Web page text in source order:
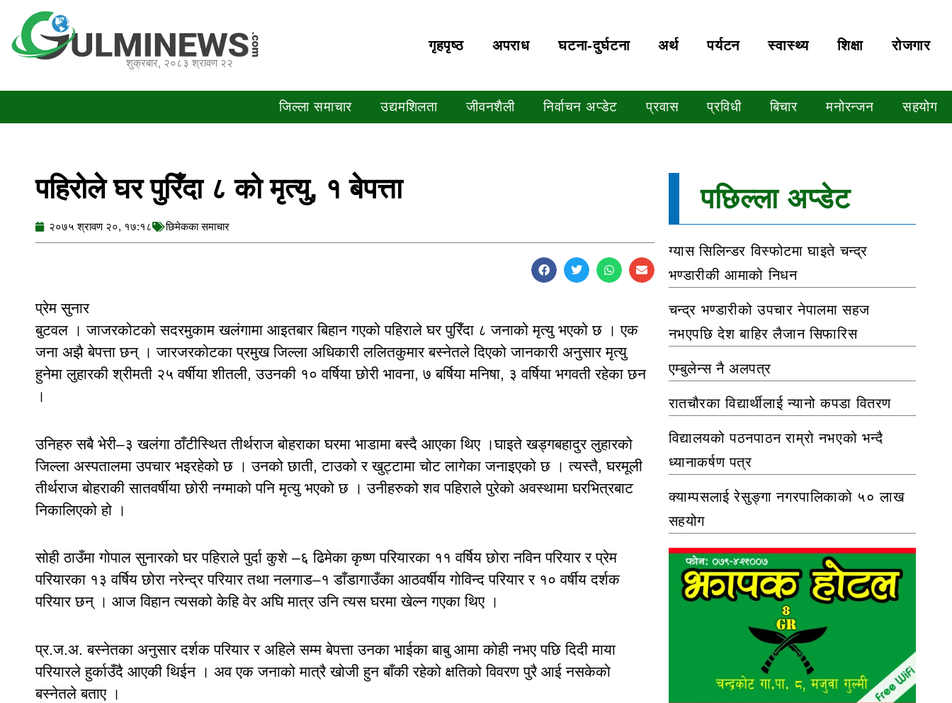
content
शुक्रबार, २०८३ श्रावण २२
गृहपृष्‍ठ अपराध घटना-दुर्घटना अर्थ पर्यटन स्वास्थ्य शिक्षा रोजगार
जिल्ला समाचार उद्यमशिलता जीवनशैली निर्वाचन अप्डेट प्रवास प्रविधी बिचार मनोरन्जन सहयोग
पहिरोले घर पुरिँदा ८ को मृत्‍यु, १ बेपत्ता
२०७५ श्रावण २०, १७:१८ छिमेकका समाचार
प्रेम सुनार
बुटवल । जाजरकोटको सदरमुकाम खलंगामा आइतबार बिहान गएको पहिराले घर पुरिँदा ८ जनाको मृत्यु भएको छ । एक
जना अझै बेपत्ता छन् । जारजरकोटका प्रमुख जिल्ला अधिकारी ललितकुमार बस्नेतले दिएको जानकारी अनुसार मृत्यु
हुनेमा लुहारकी श्रीमती २५ वर्षीया शीतली, उउनकी १० वर्षिया छोरी भावना, ७ बर्षिया मनिषा, ३ वर्षिया भगवती रहेका छन
।
उनिहरु सबै भेरी–३ खलंगा ठाँटीस्थित तीर्थराज बोहराका घरमा भाडामा बस्दै आएका थिए ।घाइते खड्गबहादुर लुहारको
जिल्ला अस्पतालमा उपचार भइरहेको छ । उनको छाती, टाउको र खुट्टामा चोट लागेका जनाइएको छ । त्यस्तै, घरमूली
तीर्थराज बोहराकी सातवर्षीया छोरी नग्माको पनि मृत्यु भएको छ । उनीहरुको शव पहिराले पुरेको अवस्थामा घरभित्रबाट
निकालिएको हो ।
सोही ठाउँमा गोपाल सुनारको घर पहिराले पुर्दा कुशे –६ ढिमेका कृष्ण परियारका ११ वर्षिय छोरा नविन परियार र प्रेम
परियारका १३ वर्षिय छोरा नरेन्द्र परियार तथा नलगाड–१ डाँडागाउँका आठवर्षीय गोविन्द परियार र १० वर्षीय दर्शक
परियार छन् । आज विहान त्यसको केहि वेर अघि मात्र उनि त्यस घरमा खेल्न गएका थिए ।
प्र.ज.अ. बस्नेतका अनुसार दर्शक परियार र अहिले सम्म बेपत्ता उनका भाईका बाबु आमा कोही नभए पछि दिदी माया
परियारले हुर्काउँदै आएकी थिईन । अव एक जनाको मात्रै खोजी हुन बाँकी रहेको क्षतिको विवरण पुरै आई नसकेको
बस्नेतले बताए ।
पछिल्ला अप्डेट
ग्यास सिलिन्डर विस्फोटमा घाइते चन्द्र
भण्डारीकी आमाको निधन
चन्द्र भण्डारीको उपचार नेपालमा सहज
नभएपछि देश बाहिर लैजान सिफारिस
एम्बुलेन्स नै अलपत्र
रातचौरका विद्यार्थीलाई न्यानो कपडा वितरण
विद्यालयको पठनपाठन राम्रो नभएको भन्दै
ध्यानाकर्षण पत्र
क्याम्पसलाई रेसुङ्गा नगरपालिकाको ५० लाख
सहयोग